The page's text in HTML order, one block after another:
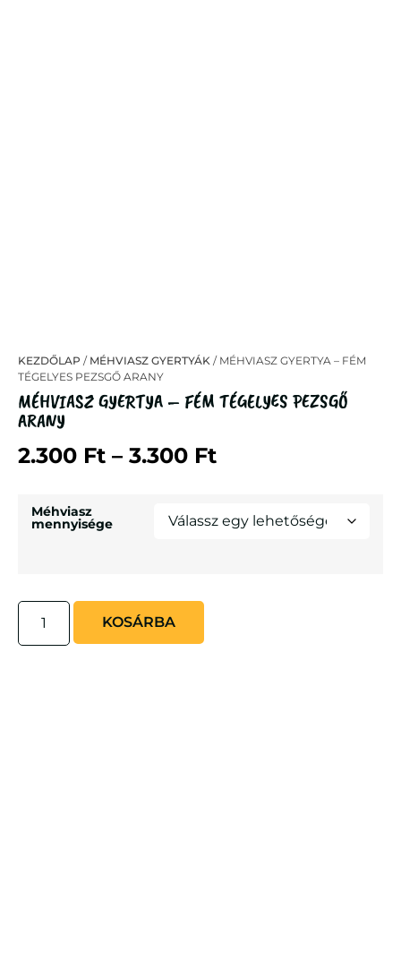
KEZDŐLAP / MÉHVIASZ GYERTYÁK / MÉHVIASZ GYERTYA – FÉM
TÉGELYES PEZSGŐ ARANY
MÉHVIASZ GYERTYA – FÉM TÉGELYES PEZSGŐ
ARANY
2.300 Ft – 3.300 Ft
Méhviasz
mennyisége
KOSÁRBA